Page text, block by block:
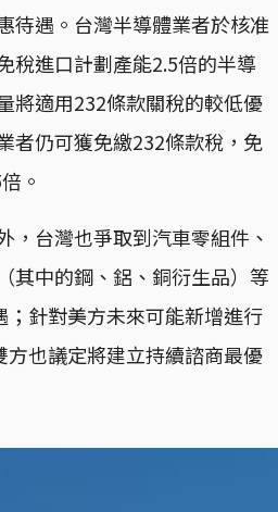
待遇。台灣半導體業者於核准
稅進口計劃產能2.5倍的半導
將適用232條款關稅的較低優
者仍可獲免繳232條款稅，免
。
，台灣也爭取到汽車零組件、
其中的鋼、鋁、銅衍生品）等
針對美方未來可能新增進行
也議定將建立持續諮商最優